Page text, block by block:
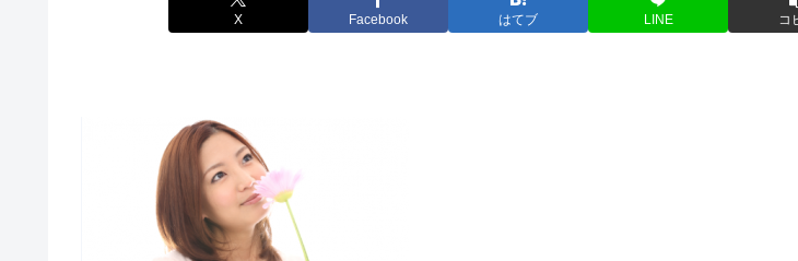
X Facebook はてブ LINE コ